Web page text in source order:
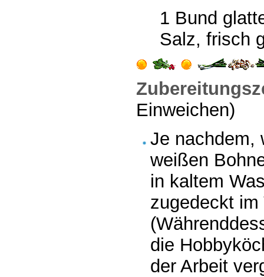
1 Bund
Salz, frisch
Einweichen)
Je nachdem,
weißen
in kaltem
zugedeckt
die
der Arbeit